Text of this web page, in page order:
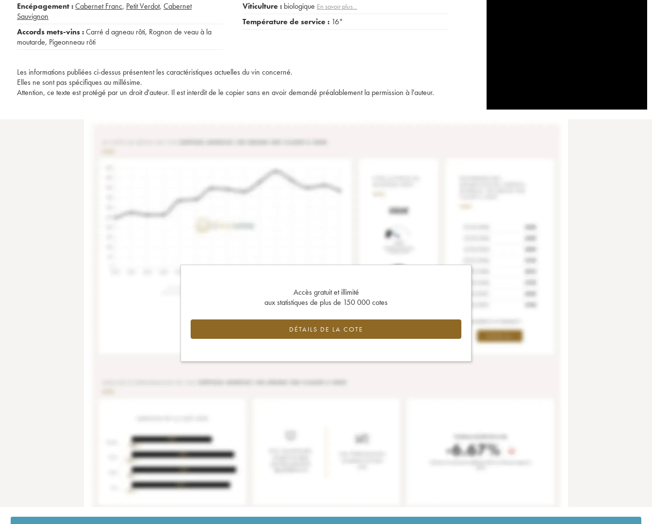
Encépagement :Cabernet Franc, Petit Verdot, Cabernet
Sauvignon
Accords mets-vins :Carré d agneau rôti, Rognon de veau à la
moutarde, Pigeonneau rôti
Viticulture : biologique En savoir plus...
Température de service : 16°
Les informations publiées ci-dessus présentent les caractéristiques actuelles du vin concerné.
Elles ne sont pas spécifiques au millésime.
Attention, ce texte est protégé par un droit d'auteur. Il est interdit de le copier sans en avoir demandé préalablement la permission à l'auteur.
Accès gratuit et illimité
aux statistiques de plus de 150 000 cotes
DÉTAILS DE LA COTE